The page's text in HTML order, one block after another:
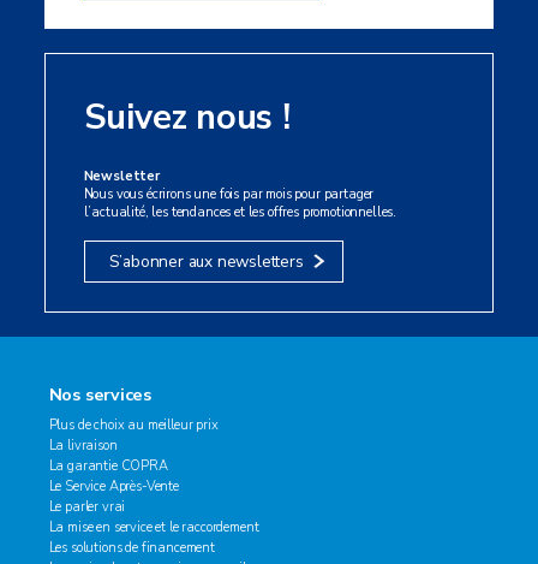
Suivez nous !
Newsletter
Nous vous écrirons une fois par mois pour partager
l’actualité, les tendances et les offres promotionnelles.
S’abonner aux newsletters
Nos services
Plus de choix au meilleur prix
La livraison
La garantie COPRA
Le Service Après-Vente
Le parler vrai
La mise en service et le raccordement
Les solutions de financement